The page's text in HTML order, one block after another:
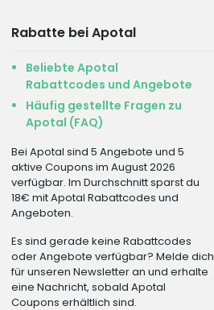
Rabatte bei Apotal
Beliebte Apotal
Rabattcodes und Angebote
Häufig gestellte Fragen zu
Apotal (FAQ)
Bei Apotal sind 5 Angebote und 5
aktive Coupons im August 2026
verfügbar. Im Durchschnitt sparst du
18€ mit Apotal Rabattcodes und
Angeboten.
Es sind gerade keine Rabattcodes
oder Angebote verfügbar? Melde dich
für unseren Newsletter an und erhalte
eine Nachricht, sobald Apotal
Coupons erhältlich sind.